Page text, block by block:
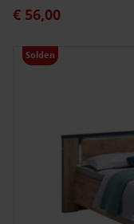
Speciale prijs
€ 56,00
Solden